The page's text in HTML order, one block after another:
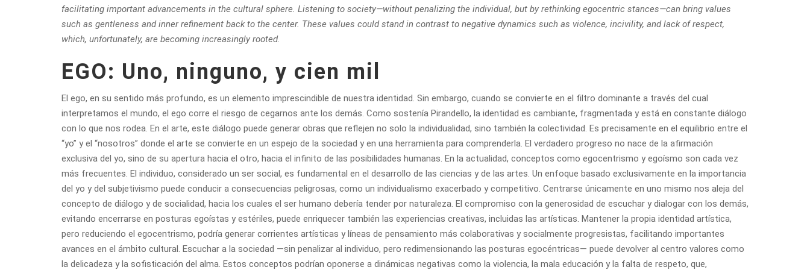
facilitating important advancements in the cultural sphere. Listening to society—without penalizing the individual, but by rethinking egocentric stances—can bring values
such as gentleness and inner refinement back to the center. These values could stand in contrast to negative dynamics such as violence, incivility, and lack of respect,
which, unfortunately, are becoming increasingly rooted.
EGO: Uno, ninguno, y cien mil
El ego, en su sentido más profundo, es un elemento imprescindible de nuestra identidad. Sin embargo, cuando se convierte en el filtro dominante a través del cual
interpretamos el mundo, el ego corre el riesgo de cegarnos ante los demás. Como sostenía Pirandello, la identidad es cambiante, fragmentada y está en constante diálogo
con lo que nos rodea. En el arte, este diálogo puede generar obras que reflejen no solo la individualidad, sino también la colectividad. Es precisamente en el equilibrio entre el
“yo” y el “nosotros” donde el arte se convierte en un espejo de la sociedad y en una herramienta para comprenderla. El verdadero progreso no nace de la afirmación
exclusiva del yo, sino de su apertura hacia el otro, hacia el infinito de las posibilidades humanas. En la actualidad, conceptos como egocentrismo y egoísmo son cada vez
más frecuentes. El individuo, considerado un ser social, es fundamental en el desarrollo de las ciencias y de las artes. Un enfoque basado exclusivamente en la importancia
del yo y del subjetivismo puede conducir a consecuencias peligrosas, como un individualismo exacerbado y competitivo. Centrarse únicamente en uno mismo nos aleja del
concepto de diálogo y de socialidad, hacia los cuales el ser humano debería tender por naturaleza. El compromiso con la generosidad de escuchar y dialogar con los demás,
evitando encerrarse en posturas egoístas y estériles, puede enriquecer también las experiencias creativas, incluidas las artísticas. Mantener la propia identidad artística,
pero reduciendo el egocentrismo, podría generar corrientes artísticas y líneas de pensamiento más colaborativas y socialmente progresistas, facilitando importantes
avances en el ámbito cultural. Escuchar a la sociedad —sin penalizar al individuo, pero redimensionando las posturas egocéntricas— puede devolver al centro valores como
la delicadeza y la sofisticación del alma. Estos conceptos podrían oponerse a dinámicas negativas como la violencia, la mala educación y la falta de respeto, que,